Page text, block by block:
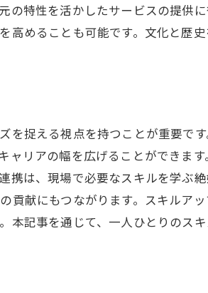
習を可能にする習慣づくり
のための時間管理術
るためのフィードバック活用法
した人々のスキルアップストーリー
ら学ぶスキル習得の秘訣
プに成功した人の共通点
功事例から得るインスピレーション
における失敗とその克服法
の特性を活かしたサービスの提供
高めることも可能です。文化と歴
を捉える視点を持つことが重要で
リアの幅を広げることができま
は、現場で必要なスキルを学ぶ
献にもつながります。スキルア
記事を通じて、一人ひとりのス